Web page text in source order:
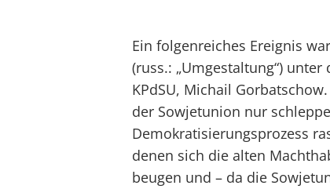
Ein folgenreiches Ereignis
(russ.: „Umgestaltung“)
KPdSU, Michail
der Sowjetunion nur
Demokratisierungsprozess
denen sich die alten
beugen und – da die